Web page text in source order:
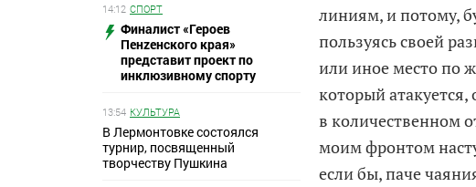
14:12 СПОРТ
Финалист «Героев
Пенzенского края»
представит проект по
инклюзивному спорту
13:54 КУЛЬТУРА
В Лермонтовке состоялся
турнир, посвященный
творчеству Пушкина
линиям, и потому,
пользуясь своей
или иное место по
который атакуется,
в количественном
моим фронтом
если бы, паче